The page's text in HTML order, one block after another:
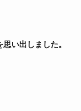
い出しました。